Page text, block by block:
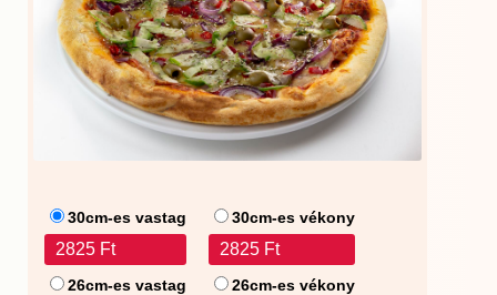
30cm-es vastag
2825 Ft
30cm-es vékony
2825 Ft
26cm-es vastag 26cm-es vékony